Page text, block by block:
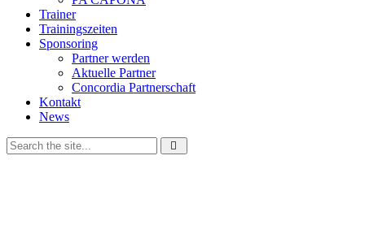
Trainer
Trainingszeiten
Sponsoring
Partner werden
Aktuelle Partner
Concordia Partnerschaft
Kontakt
News